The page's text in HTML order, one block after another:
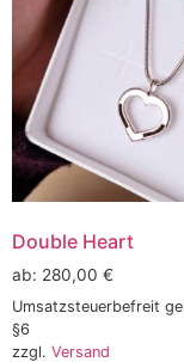
Double Heart
ab: 280,00 €
Umsatzsteuerbefreit
§6
zzgl. Versand